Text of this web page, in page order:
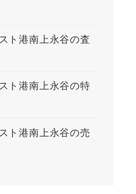
ト港南上永谷の査
ト港南上永谷の特
ト港南上永谷の売